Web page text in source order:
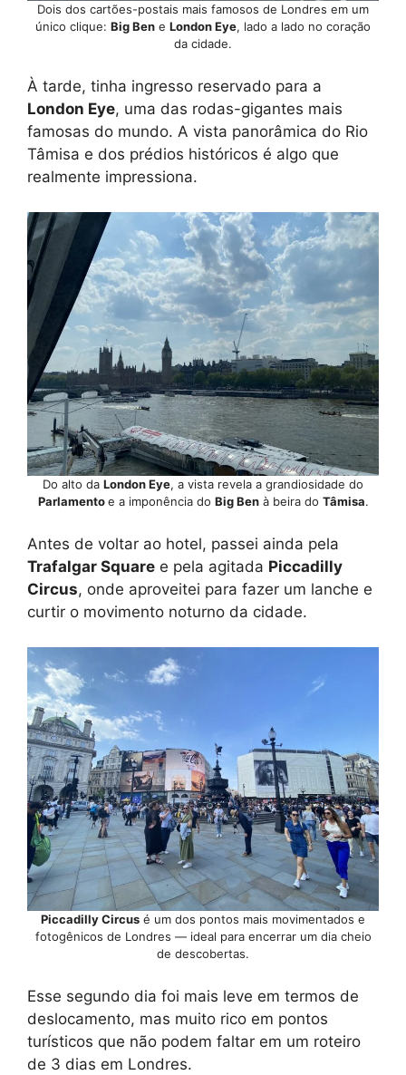
Dois dos cartões-postais mais famosos de Londres em um
único clique: Big Ben e London Eye, lado a lado no coração
da cidade.
À tarde, tinha ingresso reservado para a
London Eye, uma das rodas-gigantes mais
famosas do mundo. A vista panorâmica do Rio
Tâmisa e dos prédios históricos é algo que
realmente impressiona.
Do alto da London Eye, a vista revela a grandiosidade do
Parlamentoe a imponência do Big Benà beira do Tâmisa.
Antes de voltar ao hotel, passei ainda pela
Trafalgar Square e pela agitada Piccadilly
Circus, onde aproveitei para fazer um lanche e
curtir o movimento noturno da cidade.
Piccadilly Circus é um dos pontos mais movimentados e
fotogênicos de Londres — ideal para encerrar um dia cheio
de descobertas.
Esse segundo dia foi mais leve em termos de
deslocamento, mas muito rico em pontos
turísticos que não podem faltar em um roteiro
de 3 dias em Londres.